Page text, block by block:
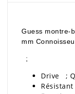
Guess montre-
mm
;
Drive ;